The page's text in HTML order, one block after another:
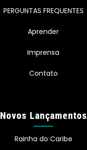
PERGUNTAS FREQUENTES
Aprender
Imprensa
Contato
Novos Lançamentos
Rainha do Caribe